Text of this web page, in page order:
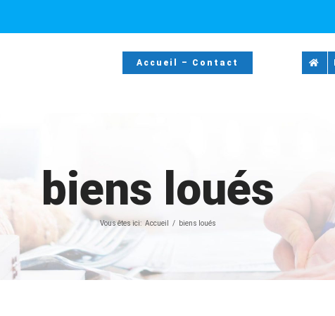
Accueil – Contact
biens loués
Vous êtes ici: Accueil biens loués